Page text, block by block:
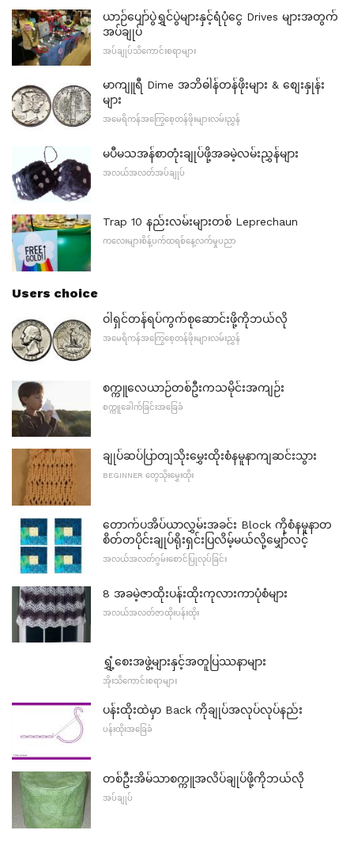
ယာဉ်ပျော်ပွဲရွှင်ပွဲများနှင့်ရံပုံငွေ Drives များအတွက်
အပ်ချုပ်
အပ်ချုပ်သိကောင်းစရာများ
မာကျူရီ Dime အဘိဓါန်တန်ဖိုးများ & စျေးနှုန်း
များ
အမေရိကန်အကြွေစေ့တန်ဖိုးများလမ်းညွှန်
မပီမသအန်စာတုံးချုပ်ဖို့အခမဲ့လမ်းညွှန်များ
အလယ်အလတ်အပ်ချုပ်
Trap 10 နည်းလမ်းများတစ် Leprechaun
ကလေးများစိန့်ပက်ထရစ်နေ့လက်မှုပညာ
Users choice
ဝါရှင်တန်ရပ်ကွက်စုဆောင်းဖို့ကိုဘယ်လို
အမေရိကန်အကြွေစေ့တန်ဖိုးများလမ်းညွှန်
စက္ကူလေယာဉ်တစ်ဦးကသမိုင်းအကျဉ်း
စက္ကူခေါက်ခြင်းအခြေခံ
ချုပ်ဆပ်ပြာတျသိုးမွှေးထိုးစံနမူနာကျဆင်းသွား
BEGINNER တွေသိုးမွှေးထိုး
တောက်ပအိပ်ယာလွှမ်းအခင်း Block ကိုစံနမူနာတ
စိတ်တပိုင်းချုပ်ရိုးရှင်းပြလိမ့်မယ်လို့မျှော်လင့်
အလယ်အလတ်ဂွမ်းစောင်ပြုလုပ်ခြင်း
8 အခမဲ့ဇာထိုးပန်းထိုးကုလားကာပုံစံများ
အလယ်အလတ်ဇာထိုးပန်းထိုး
ရွှံ့စေးအဖွဲ့များနှင့်အတူပြဿနာများ
အိုးသိကောင်းစရာများ
ပန်းထိုးထဲမှာ Back ကိုချုပ်အလုပ်လုပ်နည်း
ပန်းထိုးအခြေခံ
တစ်ဦးအိမ်သာစက္ကူအလိပ်ချုပ်ဖို့ကိုဘယ်လို
အပ်ချုပ်